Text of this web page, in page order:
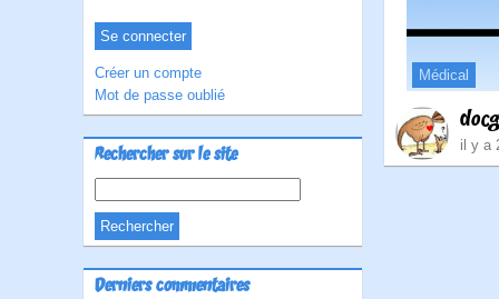
Créer un compte
Mot de passe oublié
Rechercher sur le site
Derniers commentaires
Médical
il y a